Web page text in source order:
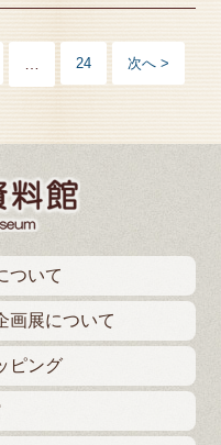
… 24 次へ >
ついて
画展について
ピング